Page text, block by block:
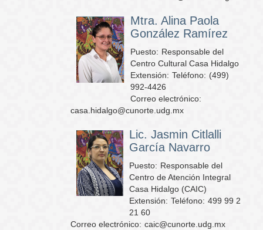
Mtra. Alina Paola
González Ramírez
Puesto: Responsable del
Centro Cultural Casa Hidalgo
Extensión: Teléfono: (499)
992-4426
Correo electrónico:
casa.hidalgo@cunorte.udg.mx
Lic. Jasmin Citlalli
García Navarro
Puesto: Responsable del
Centro de Atención Integral
Casa Hidalgo (CAIC)
Extensión: Teléfono: 499 99 2
21 60
Correo electrónico: caic@cunorte.udg.mx